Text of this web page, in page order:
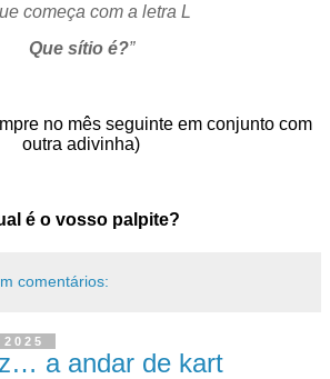
começa com a letra L
Que sítio é?”
no mês seguinte em conjunto com
outra adivinha)
é o vosso palpite?
comentários:
a andar de kart